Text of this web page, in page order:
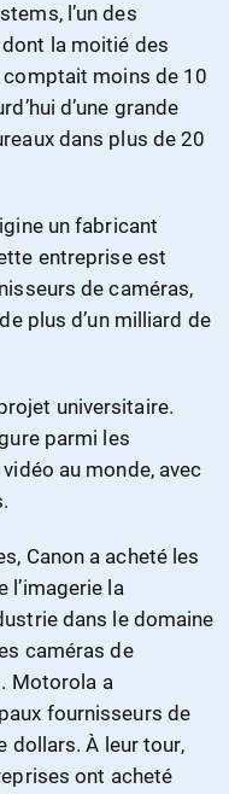
l’un des
la moitié des
comptait moins de 10
d’une grande
dans plus de 20
un fabricant
entreprise est
de caméras,
plus d’un milliard de
universitaire.
parmi les
au monde, avec
Canon a acheté les
l’imagerie la
dans le domaine
caméras de
Motorola a
fournisseurs de
dollars. À leur tour,
ont acheté